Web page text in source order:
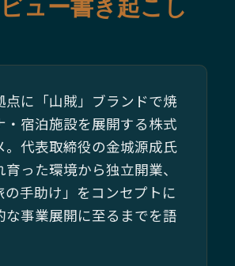
ュー書き起こし
点に「山賊」ブランドで焼
・宿泊施設を展開する株式
。代表取締役の金城源成氏
った環境から独立開業、
の手助け」をコンセプトに
な事業展開に至るまでを語